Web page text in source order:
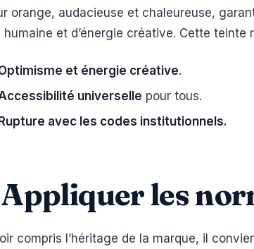
orange, audacieuse et chaleureuse,
humaine et d’énergie créative. Cette
et énergie créative.
universelle pour tous.
avec les codes institutionnels.
les
compris l’héritage de la marque, il